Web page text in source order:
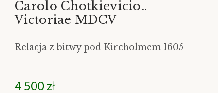
Carolo Chotkievicio..
Victoriae MDCV
Relacja z bitwy pod Kircholmem 1605
4 500 zł